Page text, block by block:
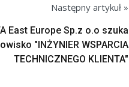
Następny artykuł »
East Europe Sp.z o.o szuka
"INŻYNIER WSPARCIA
TECHNICZNEGO KLIENTA"